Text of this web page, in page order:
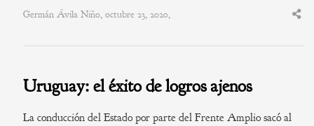
Germán Ávila Niño, octubre 23, 2020,
Uruguay: el éxito de logros ajenos
La conducción del Estado por parte del Frente Amplio sacó al